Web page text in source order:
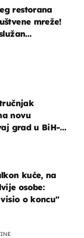
novu
grad u BiH-u
kuće, na
osobe:
o koncu"
restorana
mreže!